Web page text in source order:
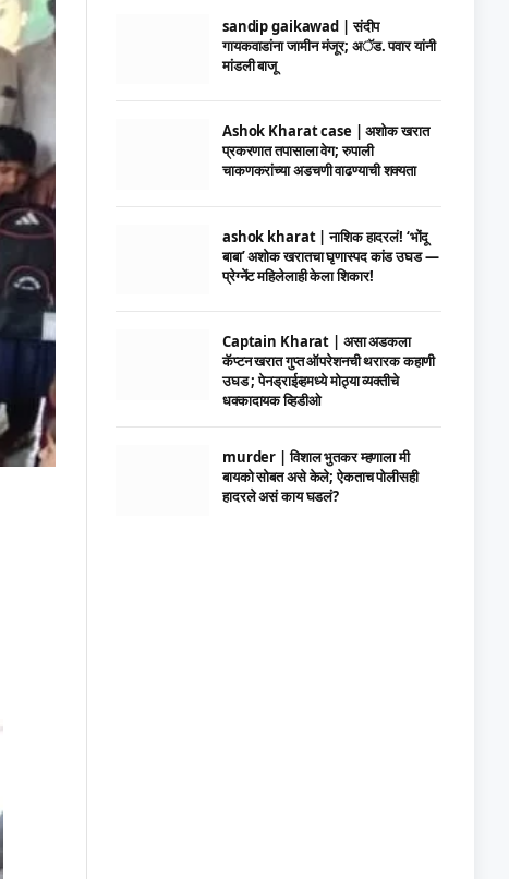
sandip gaikawad | संदीप
गायकवाडांना जामीन मंजूर; अॅड. पवार यांनी
मांडली बाजू
Ashok Kharat case | अशोक खरात
प्रकरणात तपासाला वेग; रुपाली
चाकणकरांच्या अडचणी वाढण्याची शक्यता
ashok kharat | नाशिक हादरलं! ‘भोंदू
बाबा’ अशोक खरातचा घृणास्पद कांड उघड —
प्रेग्नेंट महिलेलाही केला शिकार!
Captain Kharat | असा अडकला
कॅप्टन खरात गुप्त ऑपरेशनची थरारक कहाणी
उघड ; पेनड्राईव्हमध्ये मोठ्या व्यक्तीचे
धक्कादायक व्हिडीओ
murder | विशाल भुतकर म्हणाला मी
बायको सोबत असे केले; ऐकताच पोलीसही
हादरले असं काय घडलं?